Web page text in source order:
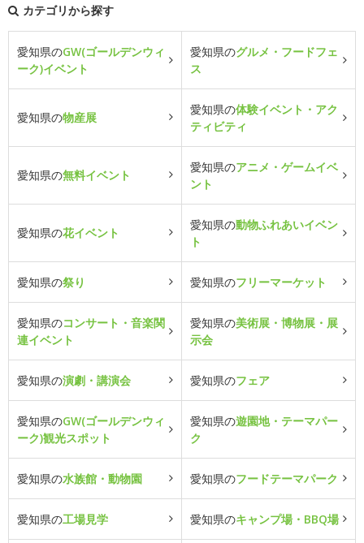
カテゴリから探す
愛知県のGW(ゴールデンウィ
ーク)イベント
愛知県のグルメ・フードフェ
ス
愛知県の物産展
愛知県の体験イベント・アク
ティビティ
愛知県の無料イベント
愛知県のアニメ・ゲームイベ
ント
愛知県の花イベント
愛知県の動物ふれあいイベン
ト
愛知県の祭り 愛知県のフリーマーケット
愛知県のコンサート・音楽関
連イベント
愛知県の美術展・博物展・展
示会
愛知県の演劇・講演会 愛知県のフェア
愛知県のGW(ゴールデンウィ
ーク)観光スポット
愛知県の遊園地・テーマパー
ク
愛知県の水族館・動物園 愛知県のフードテーマパーク
愛知県の工場見学 愛知県のキャンプ場・BBQ場